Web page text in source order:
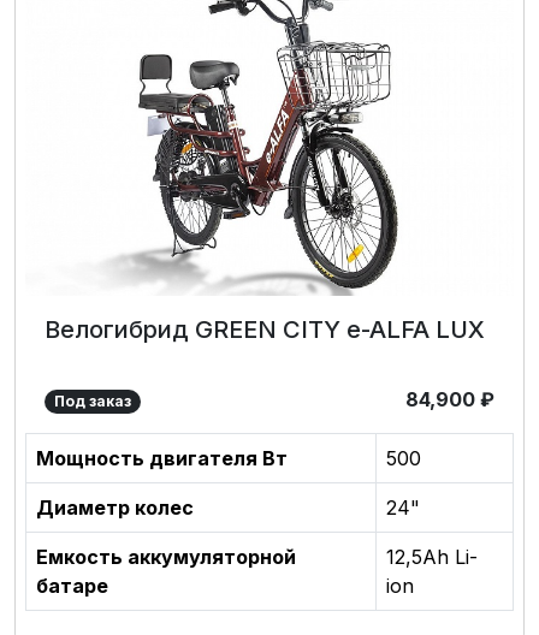
Велогибрид GREEN CITY e-ALFA LUX
Под заказ 84,900 ₽
Мощность двигателя Вт 500
Диаметр колес 24"
Емкость аккумуляторной
батаре
12,5Аh Li-
ion